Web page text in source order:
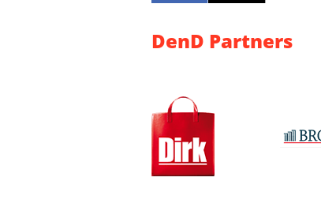
DenD Partners